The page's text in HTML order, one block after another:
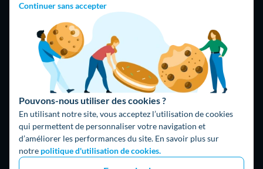
Continuer sans accepter
Pouvons-nous utiliser des cookies ?
En utilisant notre site, vous acceptez l’utilisation de cookies
qui permettent de personnaliser votre navigation et
d’améliorer les performances du site. En savoir plus sur
notre politique d'utilisation de cookies.
Hello !
09 75 18 60 60
(8h-21h)
75018 Paris
Fait avec ⚡ par Hello Watt